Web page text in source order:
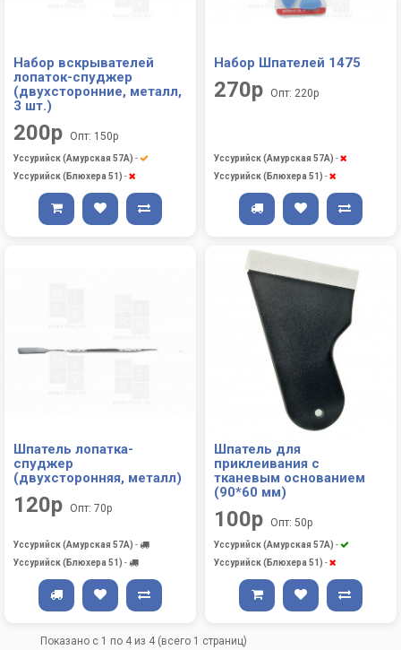
Набор вскрывателей
лопаток-спуджер
(двухсторонние, металл,
3 шт.)
200р Опт: 150р
Уссурийск (Амурская 57А) -
Уссурийск (Блюхера 51) -
Набор Шпателей 1475
270р Опт: 220р
Уссурийск (Амурская 57А) -
Уссурийск (Блюхера 51) -
Шпатель лопатка-
спуджер
(двухсторонняя, металл)
120р Опт: 70р
Уссурийск (Амурская 57А) -
Уссурийск (Блюхера 51) -
Шпатель для
приклеивания с
тканевым основанием
(90*60 мм)
100р Опт: 50р
Уссурийск (Амурская 57А) -
Уссурийск (Блюхера 51) -
Показано с 1 по 4 из 4 (всего 1 страниц)